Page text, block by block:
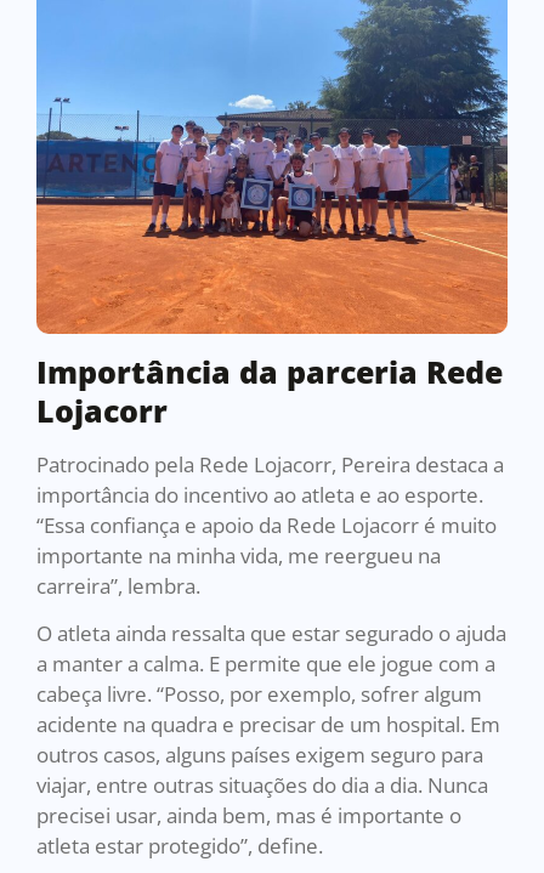
Importância da parceria Rede
Lojacorr
Patrocinado pela Rede Lojacorr, Pereira destaca a
importância do incentivo ao atleta e ao esporte.
“Essa confiança e apoio da Rede Lojacorr é muito
importante na minha vida, me reergueu na
carreira”, lembra.
O atleta ainda ressalta que estar segurado o ajuda
a manter a calma. E permite que ele jogue com a
cabeça livre. “Posso, por exemplo, sofrer algum
acidente na quadra e precisar de um hospital. Em
outros casos, alguns países exigem seguro para
viajar, entre outras situações do dia a dia. Nunca
precisei usar, ainda bem, mas é importante o
atleta estar protegido”, define.